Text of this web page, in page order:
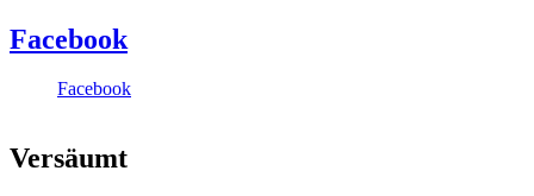
Facebook
Facebook
Versäumt